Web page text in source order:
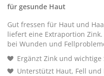
für gesunde Haut
Gut fressen für Haut und
liefert eine Extraportion
bei Wunden und
Ergänzt Zink und
Unterstützt Haut, Fell und